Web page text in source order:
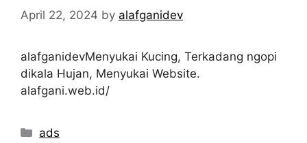
April 22, 2024 by alafganidev
alafganidevMenyukai Kucing, Terkadang ngopi
dikala Hujan, Menyukai Website.
alafgani.web.id/
Categories
ads